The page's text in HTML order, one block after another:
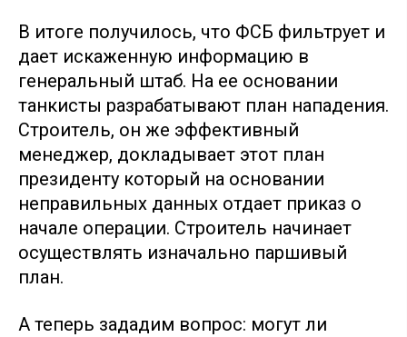
В итоге получилось, что ФСБ фильтрует и
дает искаженную информацию в
генеральный штаб. На ее основании
танкисты разрабатывают план нападения.
Строитель, он же эффективный
менеджер, докладывает этот план
президенту который на основании
неправильных данных отдает приказ о
начале операции. Строитель начинает
осуществлять изначально паршивый
план.
А теперь зададим вопрос: могут ли